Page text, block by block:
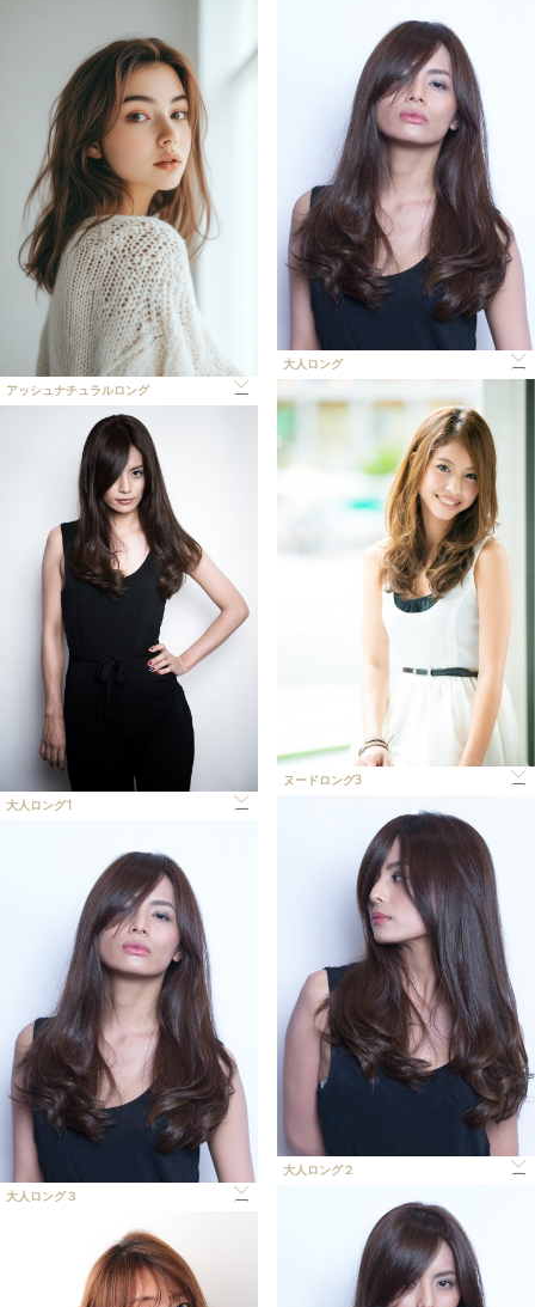
アッシュナチュラルロング
大人ロング
ヌードロング3
大人ロング1
大人ロング２
大人ロング３